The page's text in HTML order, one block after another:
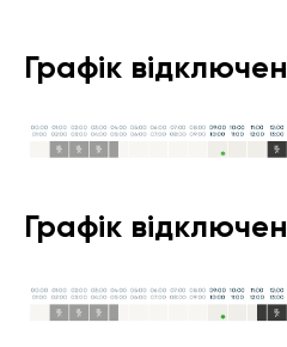
Графік
Графік